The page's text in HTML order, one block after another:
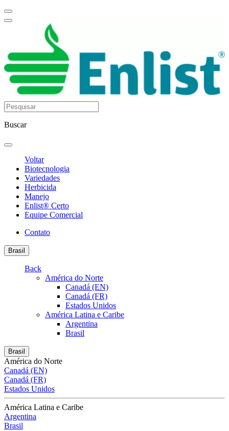
Buscar
Voltar
Biotecnologia
Variedades
Herbicida
Manejo
Enlist® Certo
Equipe Comercial
Contato
Brasil
Back
América do Norte
Canadá (EN)
Canadá (FR)
Estados Unidos
América Latina e Caribe
Argentina
Brasil
Brasil
América do Norte
Canadá (EN)
Canadá (FR)
Estados Unidos
América Latina e Caribe
Argentina
Brasil